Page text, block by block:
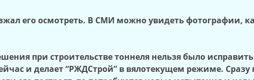
его осмотреть. В СМИ можно увидеть фотографии,
при строительстве тоннеля нельзя было
и делает “РЖДСтрой” в вялотекущем режиме.